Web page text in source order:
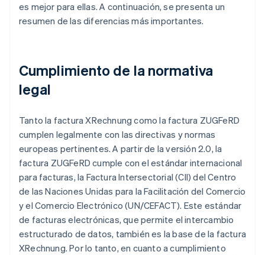
es mejor para ellas. A continuación, se presenta un
resumen de las diferencias más importantes.
Cumplimiento de la normativa
legal
Tanto la factura XRechnung como la factura ZUGFeRD
cumplen legalmente con las directivas y normas
europeas pertinentes. A partir de la versión 2.0, la
factura ZUGFeRD cumple con el estándar internacional
para facturas, la Factura Intersectorial (CII) del Centro
de las Naciones Unidas para la Facilitación del Comercio
y el Comercio Electrónico (UN/CEFACT). Este estándar
de facturas electrónicas, que permite el intercambio
estructurado de datos, también es la base de la factura
XRechnung. Por lo tanto, en cuanto a cumplimiento